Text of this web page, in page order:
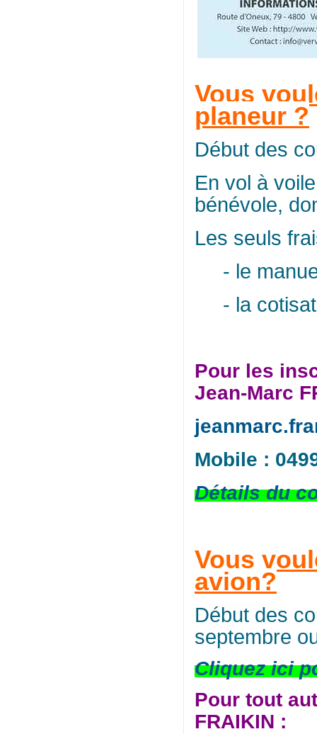
Vous
planeur ?
Début des
En vol à
bénévole,
Les seuls
- le
- la
Pour les
Jean-Marc
Mobile :
Détails du
Vous
avion?
Début des
septembre
Cliquez ici
Pour tout
FRAIKIN :